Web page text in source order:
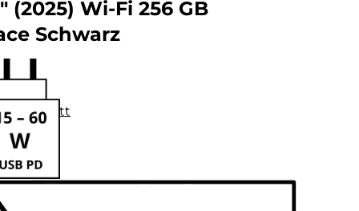
(2025) Wi-Fi 256 GB
Schwarz